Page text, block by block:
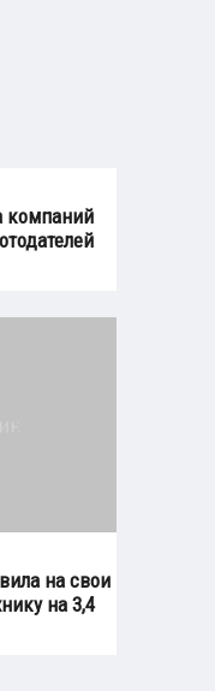
компаний
на свои
на 3,4